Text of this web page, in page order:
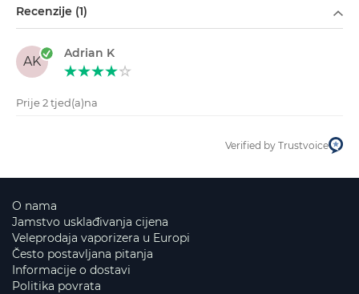
Recenzije (1)
AK
Adrian K
Prije 2 tjed(a)na
Verified by Trustvoice
O nama
Jamstvo usklađivanja cijena
Veleprodaja vaporizera u Europi
Često postavljana pitanja
Informacije o dostavi
Politika povrata